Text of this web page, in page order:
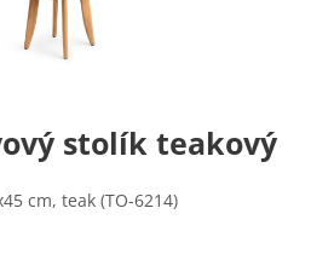
stolík teakový
cm, teak (TO-6214)